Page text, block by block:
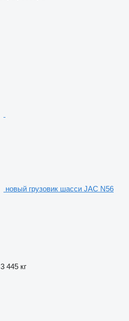
новый грузовик шасси JAC N56
3 445 кг